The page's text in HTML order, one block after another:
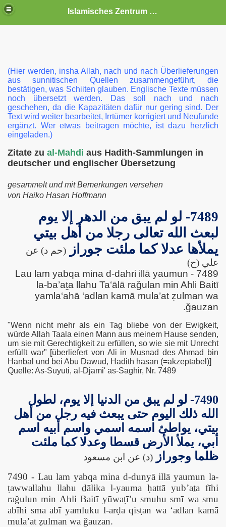
Islamisches Zentrum Schwerin e.V.
(Hier werden, insha Allah, nach und nach Überlieferungen
aus sunnitischen Quellen zusammengeführt, die
bestätigen, was Schiiten glauben. Englische Texte müssen
noch übersetzt werden. Das soll nach und nach
geschehen, da die Kapazitäten dafür nur gering sind. Der
Text wird weiter bearbeitet, Irrtümer korrigiert und Neufunde
ergänzt. Wer etwas beitragen möchte, ist dazu herzlich
eingeladen.)
Zitate zu al-Mahdi aus Hadith-Sammlungen in
deutscher und englischer Übersetzung
gesammelt und mit Bemerkungen versehen
von Haiko Hasan Hoffmann
7489- لو لم يبق من الدهر إلا يوم
لبعث الله تعالى رجلا من أهل بيتي
يملأها عدلا كما ملئت جوراز
(حم د) عن
علي (ح)
7489 - Lau lam yabqa mina d-dahri illā yaumun
la-ba’aṯa llahu Ta‘ālā raǧulan min Ahli Baitī
yamla‘ahā ‘adlan kamā mula’at ẓulman wa
ǧauzan.
"Wenn nicht mehr als ein Tag bliebe von der Ewigkeit,
würde Allah Taala einen Mann aus meinem Hause senden,
um sie mit Gerechtigkeit zu erfüllen, so wie sie mit Unrecht
erfüllt war" [überliefert von Ali in Musnad des Ahmad bin
Hanbal und bei Abu Dawud, Hadith hasan (=akzeptabel)]
Quelle: As-Suyuti, al-Djami' as-Saghir, Nr. 7489
7490- لو لم يبق من الدنيا إلا يوم، لطول
الله ذلك اليوم حتى يبعث فيه رجل من أهل
بيتي، يواطئ اسمه اسمي واسم أبيه اسم
أبي، يملأ الأرض قسطا وعدلا كما ملئت
ظلما وجوراز
(د) عن ابن مسعود
7490 - Lau lam yabqa mina d-dunyā illā yaumun la-
ṭawwallahu llahu ḏālika l-yauma ḥattā yub’aṯa fīhi
raǧulun min Ahli Baitī yūwaṭī’u smuhu smī wa smu
abīhi sma abī yamluku l-arḍa qisṭan wa ‘adlan kamā
mula’at ẓulman wa ǧauzan.
(saawaws)?